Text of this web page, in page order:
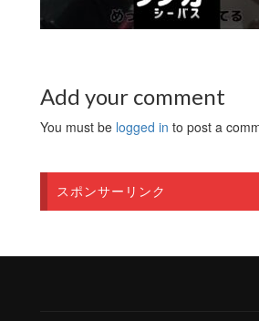
Add your comment
You must be logged in to post a
スポンサーリンク